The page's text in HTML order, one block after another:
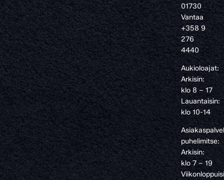
01730
Vantaa
+358 9
276
4440
Aukioloajat:
Arkisin:
klo 8 – 17
Lauantaisin:
klo 10-14
puhelimitse:
Arkisin:
klo 7 – 19